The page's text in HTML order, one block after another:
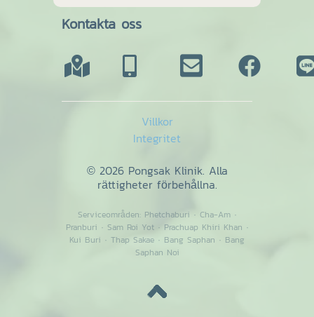
Kontakta oss
Villkor
Integritet
© 2026 Pongsak Klinik. Alla
rättigheter förbehållna.
Serviceområden: Phetchaburi · Cha-Am·
Pranburi · Sam Roi Yot· Prachuap Khiri Khan ·
Kui Buri · Thap Sakae · Bang Saphan · Bang
Saphan Noi